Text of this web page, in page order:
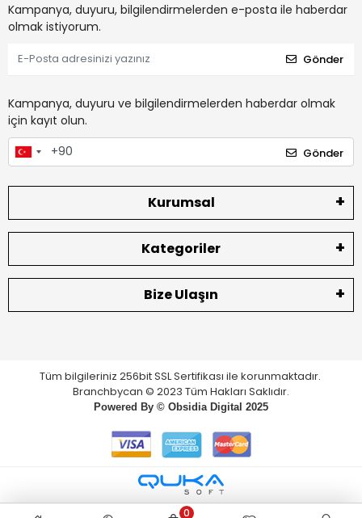
Kampanya, duyuru, bilgilendirmelerden e-posta ile haberdar
olmak istiyorum.
Gönder
Kampanya, duyuru ve bilgilendirmelerden haberdar olmak
için kayıt olun.
Gönder
Kurumsal
Kategoriler
Bize Ulaşın
Tüm bilgileriniz 256bit SSL Sertifikası ile korunmaktadır.
Branchbycan © 2023 Tüm Hakları Saklıdır.
Powered By © Obsidia Digital 2025
0